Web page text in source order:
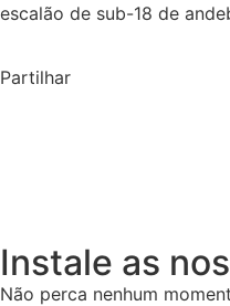
escalão de sub-18 de
Partilhar
Instale as
Não perca nenhum